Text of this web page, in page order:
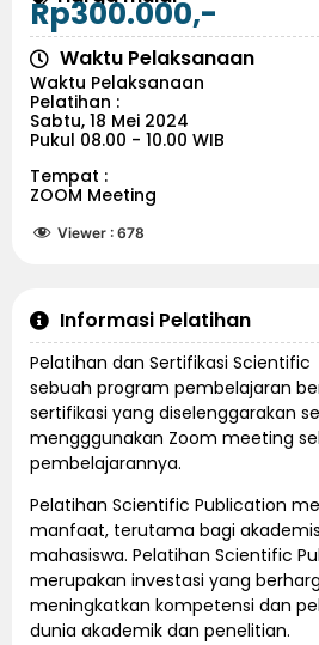
Rp300.000,-
Waktu Pelaksanaan
Waktu Pelaksanaan
Pelatihan :
Sabtu, 18 Mei 2024
Pukul 08.00 - 10.00 WIB
Tempat :
ZOOM Meeting
Viewer : 678
Informasi Pelatihan
Pelatihan dan Sertifikasi
sebuah program pembelajaran
sertifikasi yang diselenggarakan
mengggunakan Zoom meeting
pembelajarannya.
Pelatihan Scientific Publication
manfaat, terutama bagi
mahasiswa. Pelatihan Scientific
merupakan investasi yang
meningkatkan kompetensi dan
dunia akademik dan penelitian.